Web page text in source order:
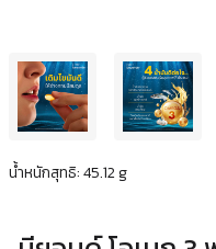
น้ำหนักสุทธิ: 45.12 g